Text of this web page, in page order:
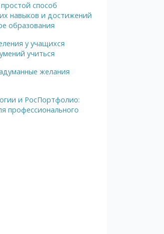
способ
навыков и достижений
образования
у учащихся
учиться
желания
и РосПортфолио:
профессионального